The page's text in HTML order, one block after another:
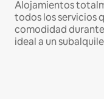
Alojamientos
todos los servicios
comodidad durante
ideal a un